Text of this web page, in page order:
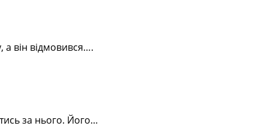
а він відмовився….
за нього. Його…